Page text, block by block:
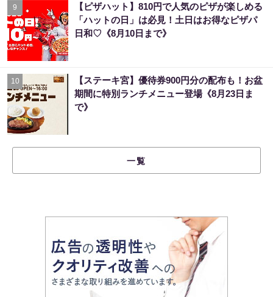
9
【ピザハット】810円で人気のピザが楽しめる
「ハットの日」は必見！土日はお得なピザパ
日和♡《8月10日まで》
10
【ステーキ宮】優待券900円分の配布も！お盆
期間に特別ランチメニュー登場《8月23日ま
で》
一覧